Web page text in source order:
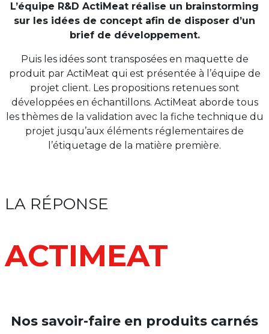
L’équipe R&D ActiMeat réalise un brainstorming
sur les idées de concept afin de disposer d’un
brief de développement.
Puis les idées sont transposées en maquette de
produit par ActiMeat qui est présentée à l’équipe de
projet client. Les propositions retenues sont
développées en échantillons. ActiMeat aborde tous
les thèmes de la validation avec la fiche technique du
projet jusqu’aux éléments réglementaires de
l’étiquetage de la matière première.
LA RÉPONSE
ACTIMEAT
Nos savoir-faire en produits carnés